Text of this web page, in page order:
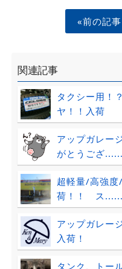
«前の記事
関連記事
タクシー用！
ヤ！！入荷
アップガレー
がとうござ......
超軽量/高強
荷！！ ス......
アップガレー
入荷！
タンク、トー